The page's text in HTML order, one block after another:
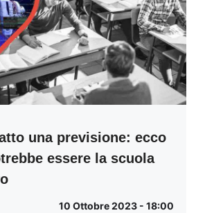
una previsione: ecco
essere la scuola
10 Ottobre 2023 - 18:00